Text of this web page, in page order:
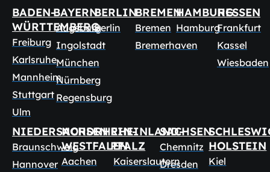
BADEN-
WÜRTTEMBERG
Freiburg
Karlsruhe
Mannheim
Stuttgart
Ulm
BAYERN
Augsburg
Ingolstadt
München
Nürnberg
Regensburg
BERLIN
Berlin
BREMEN
Bremen
Bremerhaven
HAMBURG
Hamburg
HESSEN
Frankfurt
Kassel
Wiesbaden
NIEDERSACHSEN
Braunschweig
Hannover
NORDRHEIN-
WESTFALEN
Aachen
RHEINLAND-
PFALZ
Kaiserslautern
SACHSEN
Chemnitz
Dresden
HOLSTEIN
Kiel